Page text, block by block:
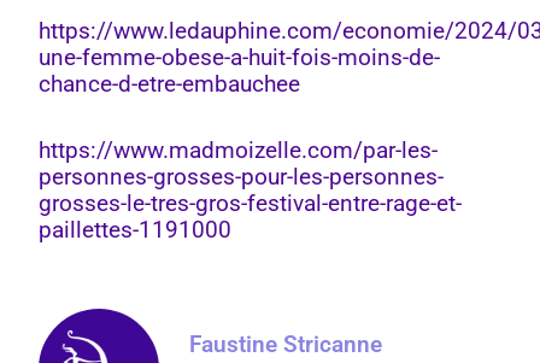
https://www.ledauphine.com/economie/2024/
une-femme-obese-a-huit-fois-moins-de-
chance-d-etre-embauchee
https://www.madmoizelle.com/par-les-
personnes-grosses-pour-les-personnes-
grosses-le-tres-gros-festival-entre-rage-et-
paillettes-1191000
Faustine Stricanne